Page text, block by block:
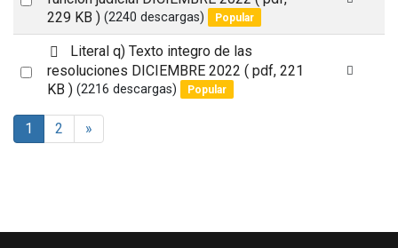
t
f
a
l
229 KB ) (2240 descargas) Popular
Select
item
d
e
f
a
u
l
Literal q) Texto integro de las
resoluciones DICIEMBRE 2022 ( pdf, 221
KB ) (2216 descargas) Popular
1 2 »